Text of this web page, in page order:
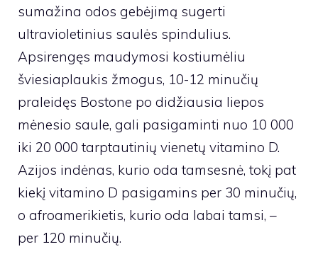
sumažina odos gebėjimą sugerti
ultravioletinius saulės spindulius.
Apsirengęs maudymosi kostiumėliu
šviesiaplaukis žmogus, 10-12 minučių
praleidęs Bostone po didžiausia liepos
mėnesio saule, gali pasigaminti nuo 10 000
iki 20 000 tarptautinių vienetų vitamino D.
Azijos indėnas, kurio oda tamsesnė, tokį pat
kiekį vitamino D pasigamins per 30 minučių,
o afroamerikietis, kurio oda labai tamsi, –
per 120 minučių.